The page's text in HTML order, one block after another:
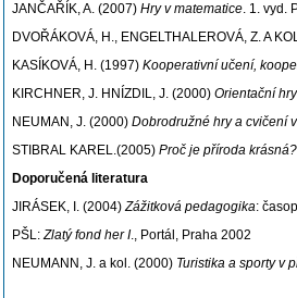
JANČAŘÍK, A. (2007) Hry v matematice. 1. vyd.
DVOŘÁKOVÁ, H., ENGELTHALEROVÁ, Z. A
KASÍKOVÁ, H. (1997) Kooperativní učení,
KIRCHNER, J. HNÍZDIL, J. (2000) Orientační
NEUMAN, J. (2000) Dobrodružné hry a cvičení
STIBRAL KAREL.(2005) Proč je příroda krásná?
Doporučená literatura
JIRÁSEK, I. (2004)Zážitková pedagogika:
PŠL:Zlatý fond her I., Portál, Praha 2002
NEUMANN, J. a kol. (2000) Turistika a sporty v